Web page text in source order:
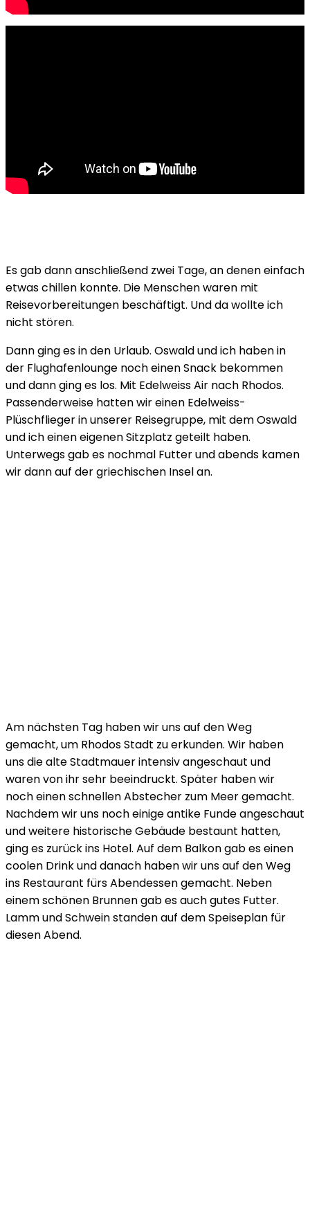
Es gab dann anschließend zwei Tage, an denen einfach
etwas chillen konnte. Die Menschen waren mit
Reisevorbereitungen beschäftigt. Und da wollte ich
nicht stören.
Dann ging es in den Urlaub. Oswald und ich haben in
der Flughafenlounge noch einen Snack bekommen
und dann ging es los. Mit Edelweiss Air nach Rhodos.
Passenderweise hatten wir einen Edelweiss-
Plüschflieger in unserer Reisegruppe, mit dem Oswald
und ich einen eigenen Sitzplatz geteilt haben.
Unterwegs gab es nochmal Futter und abends kamen
wir dann auf der griechischen Insel an.
Am nächsten Tag haben wir uns auf den Weg
gemacht, um Rhodos Stadt zu erkunden. Wir haben
uns die alte Stadtmauer intensiv angeschaut und
waren von ihr sehr beeindruckt. Später haben wir
noch einen schnellen Abstecher zum Meer gemacht.
Nachdem wir uns noch einige antike Funde angeschaut
und weitere historische Gebäude bestaunt hatten,
ging es zurück ins Hotel. Auf dem Balkon gab es einen
coolen Drink und danach haben wir uns auf den Weg
ins Restaurant fürs Abendessen gemacht. Neben
einem schönen Brunnen gab es auch gutes Futter.
Lamm und Schwein standen auf dem Speiseplan für
diesen Abend.